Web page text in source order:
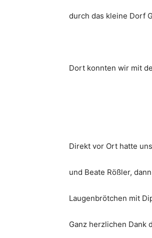
durch das kleine Dorf
Dort konnten wir mit
Direkt vor Ort hatte
und Beate Rößler,
Laugenbrötchen mit
Ganz herzlichen Dank